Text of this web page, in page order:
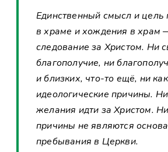
Единственный смысл и цель
в храме и хождения в храм
следование за Христом. Ни
благополучие, ни
и близких, что-то ещё, ни
идеологические причины.
желания идти за Христом.
причины не являются
пребывания в Церкви.